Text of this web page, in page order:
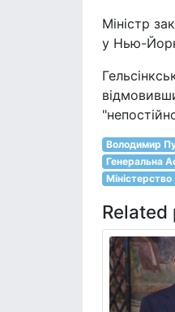
Міністр
у Нью-
Володимир
Генеральна
Related